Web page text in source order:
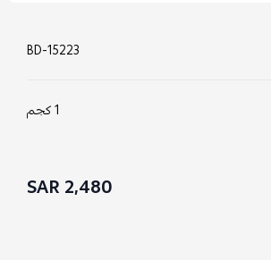
BD-15223
1 كجم
2,480 SAR